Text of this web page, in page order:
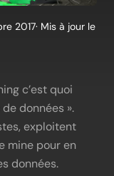
2017· Mis à jour le
c’est quoi
données ».
exploitent
mine pour en
données.